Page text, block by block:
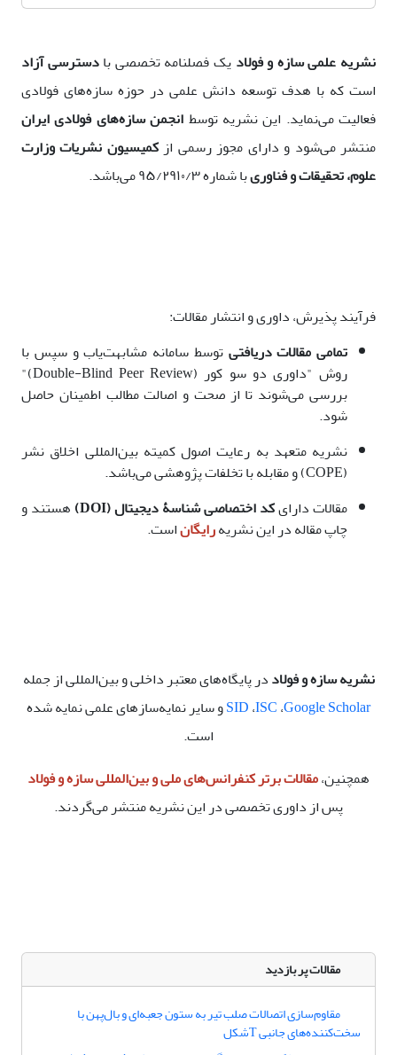
نشریه علمی سازه و فولاد یک فصلنامه تخصصی بادسترسی آزاد
است که با هدف توسعه دانش علمی در حوزه‌ سازه‌های فولادی
فعالیت می‌نماید. این نشریه توسط انجمن سازه‌های فولادی ایران
منتشر می‌شود و دارای مجوز رسمی ازکمیسیون نشریات وزارت
علوم، تحقیقات و فناوریبا شماره ۹۵/۲۹۱۰/۳ می‌باشد.
فرآیند پذیرش، داوری و انتشار مقالات:
تمامی مقالات دریافتی توسط سامانه مشابهت‌یاب و سپس با
روش "داوری دو سو کور (Double-Blind Peer Review)"
بررسی می‌شوند تا از صحت و اصالت مطالب اطمینان حاصل
شود.
نشریه متعهد به رعایت اصول کمیته بین‌المللی اخلاق نشر
(COPE) و مقابله با تخلفات پژوهشی می‌باشد.
مقالات دارایکد اختصاصی شناسۀ دیجیتال (DOI)
هستند و
چاپ مقاله در این نشریهرایگاناست.
نشریه سازه و فولاددر پایگاه‌های معتبر داخلی و بین‌المللی از جمله
SID،ISC،Google Scholar
و سایر نمایه‌سازهای علمی نمایه شده
است.
همچنین،مقالات برتر کنفرانس‌های ملی و بین‌المللی سازه و فولاد
پس از داوری تخصصی در این نشریه منتشر می‌گردند.
مقالات پر بازدید
مقاوم‌سازی اتصالات صلب تیر به ستون جعبه‌ای و بال‌پهن با
سخت‌کننده‌های جانبی Tشکل